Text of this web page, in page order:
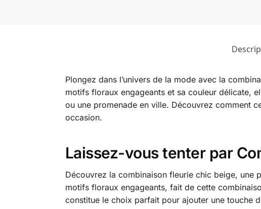
Plongez dans l’univers de la mode avec la
motifs floraux engageants et sa couleur délicate,
ou une promenade en ville. Découvrez comment
occasion.
Laissez-vous tenter par
Découvrez la combinaison fleurie chic beige, une
motifs floraux engageants, fait de cette
constitue le choix parfait pour ajouter une touche